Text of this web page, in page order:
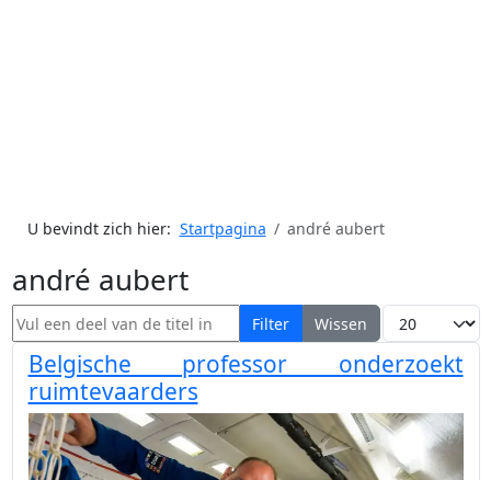
U bevindt zich hier: Startpagina andré aubert
andré aubert
Vul een deel van de titel in Filter Wissen Toon #
Belgische professor onderzoekt
ruimtevaarders